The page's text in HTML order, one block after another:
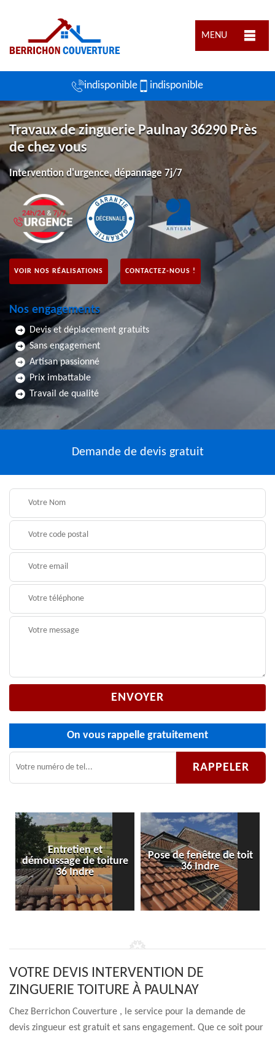
MENU
indisponible indisponible
Travaux de zinguerie Paulnay 36290 Près
de chez vous
Intervention d'urgence, dépannage 7j/7
VOIR NOS RÉALISATIONS CONTACTEZ-NOUS !
Nos engagements
Devis et déplacement gratuits
Sans engagement
Artisan passionné
Prix imbattable
Travail de qualité
Demande de devis gratuit
On vous rappelle gratuitement
Entretien et
démoussage de toiture
36 Indre
Pose de fenêtre de toit
36 Indre
VOTRE DEVIS INTERVENTION DE
ZINGUERIE TOITURE À PAULNAY
Chez Berrichon Couverture , le service pour la demande de
devis zingueur est gratuit et sans engagement. Que ce soit pour